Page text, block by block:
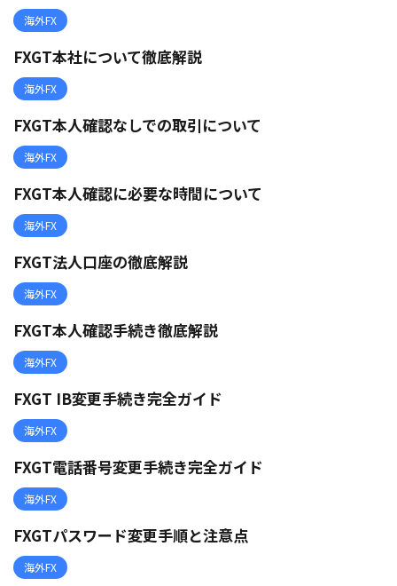
海外FX
FXGT本社について徹底解説
海外FX
FXGT本人確認なしでの取引について
海外FX
FXGT本人確認に必要な時間について
海外FX
FXGT法人口座の徹底解説
海外FX
FXGT本人確認手続き徹底解説
海外FX
FXGT IB変更手続き完全ガイド
海外FX
FXGT電話番号変更手続き完全ガイド
海外FX
FXGTパスワード変更手順と注意点
海外FX